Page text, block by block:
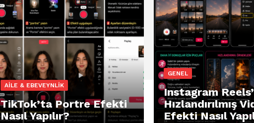
AILE & EBEVEYNLIK
TikTok’ta Portre Efekti
Nasıl Yapılır?
GENEL
Instagram
Hızlandırılmış
Efekti Nasıl